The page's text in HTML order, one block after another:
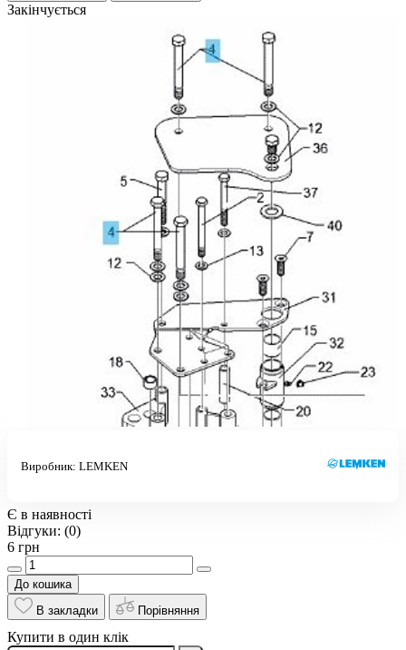
Закінчується
Виробник: LEMKEN
Є в наявності
Відгуки: (0)
6 грн
До кошика
В закладки
Порівняння
Купити в один клік